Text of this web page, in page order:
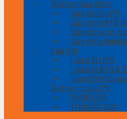
Dịch vụ Sửa chữa
Sửa chữa UPS
Sửa chữa ATS
Sửa chữa bộ
Sửa chữa thiết
Lắp đặt
Lắp đặt UPS
Lắp đặt ATS &
Lắp đặt tủ bảng
Dịch vụ thuê UPS
THUÊ UPS
THUÊ ẮC QUY